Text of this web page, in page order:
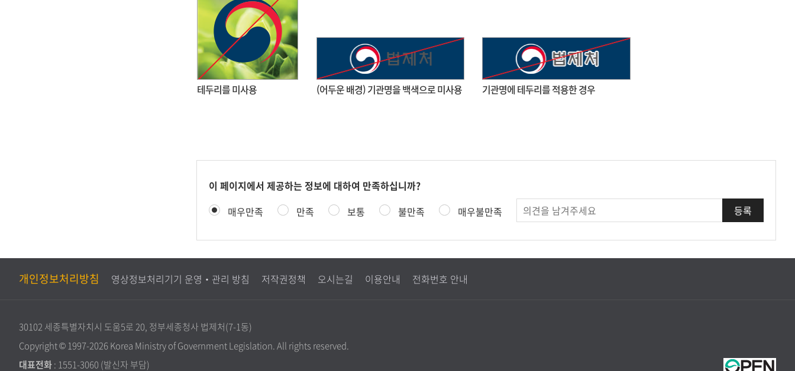
테두리를 미사용 (어두운 배경) 기관명을 백색으로 미사용 기관명에 테두리를 적용한 경우
콘
츠
족
도
사
이 페이지에서 제공하는 정보에 대하여 만족하십니까?
만
족
가
매우만족 만족 보통 불만족 매우불만족
의
견
개인정보처리방침 영상정보처리기기 운영‧관리 방침 저작권정책 오시는길 이용안내 전화번호 안내
30102 세종특별자치시 도움5로 20, 정부세종청사 법제처(7-1동)
Copyright © 1997-2026 Korea Ministry of Government Legislation. All rights reserved.
대표전화: 1551-3060 (발신자 부담)